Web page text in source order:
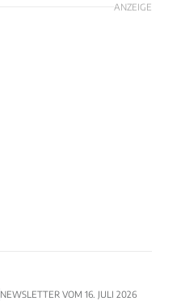
ANZEIGE
NEWSLETTER VOM 16. JULI 2026